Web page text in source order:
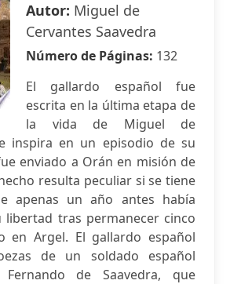
Autor: Miguel de
Cervantes Saavedra
Número de Páginas: 132
El gallardo español fue
escrita en la última etapa de
la vida de Miguel de
inspira en un episodio de su
enviado a Orán en misión de
resulta peculiar si se tiene
apenas un año antes había
libertad tras permanecer cinco
en Argel. El gallardo español
de un soldado español
de Saavedra, que